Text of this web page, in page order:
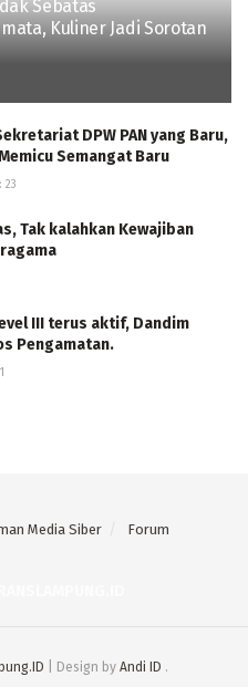
Sebatas
Kuliner Jadi Sorotan
DPW PAN yang Baru,
Semangat Baru
23
Tak kalahkan Kewajiban
III terus aktif, Dandim
Pengamatan.
Media Siber Forum
| Design by Andi ID .